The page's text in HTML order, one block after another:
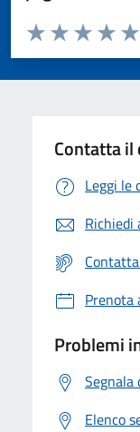
Valuta da 1 a 5 stelle
Valuta
Valuta 3
Valuta 2 stelle
Valuta 1 stelle su 5
Contatta il
Leggi le
Richiedi
Prenota
Problemi
Segnala
Elenco